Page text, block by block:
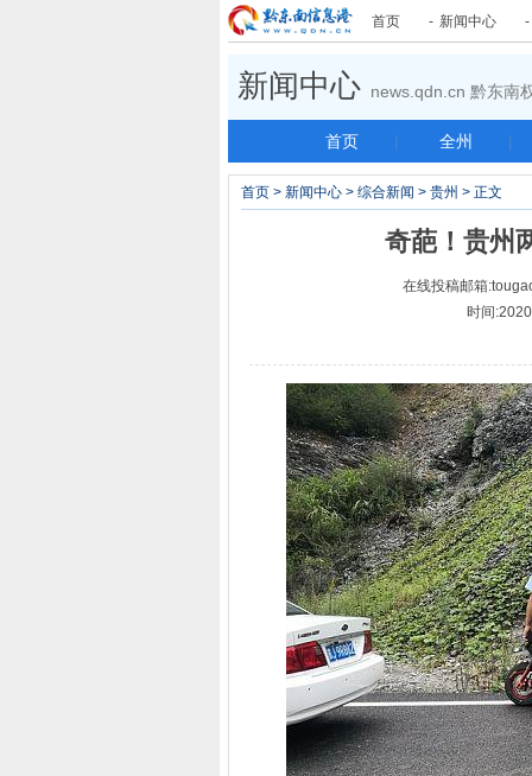
首页 - 新闻中心 -
新闻中心 news.qdn.cn 黔东南
首页 | 全州 |
首页 > 新闻中心 > 综合新闻 > 贵州 > 正文
奇葩！贵州
在线投稿邮箱
时间